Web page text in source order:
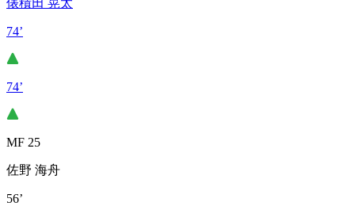
俵積田 晃太
74’
74’
MF 25
佐野 海舟
56’